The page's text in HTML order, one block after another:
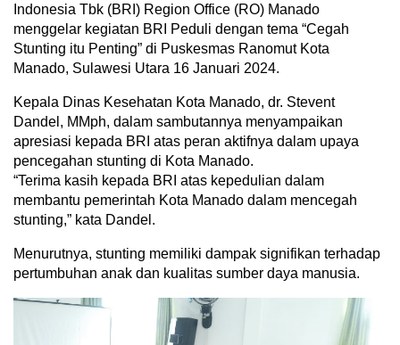
Indonesia Tbk (BRI) Region Office (RO) Manado
menggelar kegiatan BRI Peduli dengan tema “Cegah
Stunting itu Penting” di Puskesmas Ranomut Kota
Manado, Sulawesi Utara 16 Januari 2024.
Kepala Dinas Kesehatan Kota Manado, dr. Stevent
Dandel, MMph, dalam sambutannya menyampaikan
apresiasi kepada BRI atas peran aktifnya dalam upaya
pencegahan stunting di Kota Manado.
“Terima kasih kepada BRI atas kepedulian dalam
membantu pemerintah Kota Manado dalam mencegah
stunting,” kata Dandel.
Menurutnya, stunting memiliki dampak signifikan terhadap
pertumbuhan anak dan kualitas sumber daya manusia.